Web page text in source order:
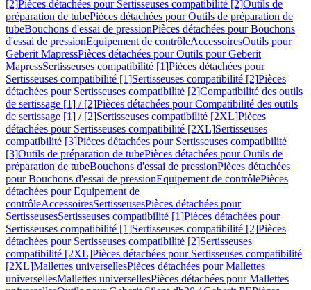
[2]Pièces détachées pour Sertisseuses compatibilité [2]Outils de
préparation de tubePièces détachées pour Outils de préparation de
tubeBouchons d'essai de pressionPièces détachées pour Bouchons
d'essai de pressionEquipement de contrôleAccessoiresOutils pour
Geberit MapressPièces détachées pour Outils pour Geberit
MapressSertisseuses compatibilité [1]Pièces détachées pour
Sertisseuses compatibilité [1]Sertisseuses compatibilité [2]Pièces
détachées pour Sertisseuses compatibilité [2]Compatibilité des outils
de sertissage [1] / [2]Pièces détachées pour Compatibilité des outils
de sertissage [1] / [2]Sertisseuses compatibilité [2XL]Pièces
détachées pour Sertisseuses compatibilité [2XL]Sertisseuses
compatibilité [3]Pièces détachées pour Sertisseuses compatibilité
[3]Outils de préparation de tubePièces détachées pour Outils de
préparation de tubeBouchons d'essai de pressionPièces détachées
pour Bouchons d'essai de pressionEquipement de contrôlePièces
détachées pour Equipement de
contrôleAccessoiresSertisseusesPièces détachées pour
SertisseusesSertisseuses compatibilité [1]Pièces détachées pour
Sertisseuses compatibilité [1]Sertisseuses compatibilité [2]Pièces
détachées pour Sertisseuses compatibilité [2]Sertisseuses
compatibilité [2XL]Pièces détachées pour Sertisseuses compatibilité
[2XL]Mallettes universellesPièces détachées pour Mallettes
universellesMallettes universellesPièces détachées pour Mallettes